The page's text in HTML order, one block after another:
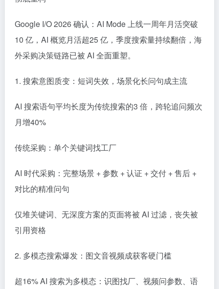
Google I/O 2026 确认：AI Mode 上线一周年月活突破
10 亿，AI 概览月活超25 亿，季度搜索量持续翻倍，海
外采购决策链路已被 AI 全面重塑。
1. 搜索意图质变：短词失效，场景化长问句成主流
AI 搜索语句平均长度为传统搜索的3 倍，跨轮追问频次
月增40%
传统采购：单个关键词找工厂
AI 时代采购：完整场景 + 参数 + 认证 + 交付 + 售后 +
对比的精准问句
仅堆关键词、无深度方案的页面将被 AI 过滤，丧失被
引用资格
2. 多模态搜索爆发：图文音视频成获客硬门槛
超16% AI 搜索为多模态：识图找厂、视频问参数、语